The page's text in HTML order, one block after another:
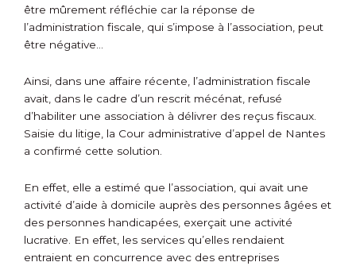
être mûrement réfléchie car la réponse de
l’administration fiscale, qui s’impose à l’association, peut
être négative…
Ainsi, dans une affaire récente, l’administration fiscale
avait, dans le cadre d’un rescrit mécénat, refusé
d’habiliter une association à délivrer des reçus fiscaux.
Saisie du litige, la Cour administrative d’appel de Nantes
a confirmé cette solution.
En effet, elle a estimé que l’association, qui avait une
activité d’aide à domicile auprès des personnes âgées et
des personnes handicapées, exerçait une activité
lucrative. En effet, les services qu’elles rendaient
entraient en concurrence avec des entreprises